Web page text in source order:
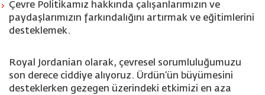
Çevre Politikamız hakkında çalışanlarımızın ve
paydaşlarımızın farkındalığını artırmak ve eğitimlerini
desteklemek.
Royal Jordanian olarak, çevresel sorumluluğumuzu
son derece ciddiye alıyoruz. Ürdün’ün büyümesini
desteklerken gezegen üzerindeki etkimizi en aza